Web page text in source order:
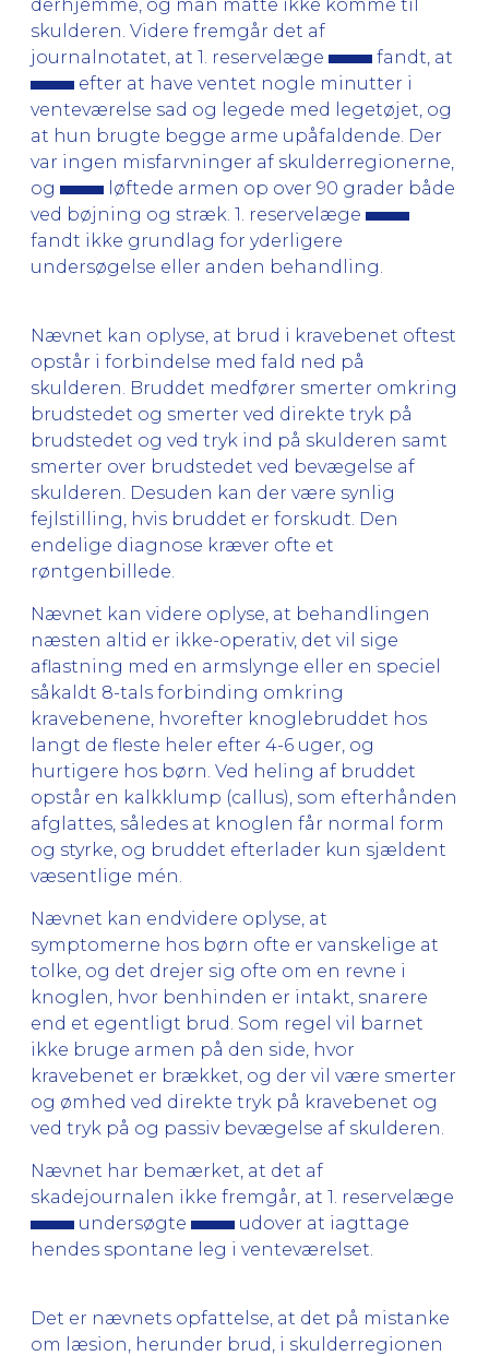
derhjemme, og man måtte ikke komme til
skulderen. Videre fremgår det af
journalnotatet, at 1. reservelæge
fandt, at
efter at have ventet nogle minutter i
venteværelse sad og legede med legetøjet, og
at hun brugte begge arme upåfaldende. Der
var ingen misfarvninger af skulderregionerne,
og
løftede armen op over 90 grader både
ved bøjning og stræk. 1. reservelæge
fandt ikke grundlag for yderligere
undersøgelse eller anden behandling.
Nævnet kan oplyse, at brud i kravebenet oftest
opstår i forbindelse med fald ned på
skulderen. Bruddet medfører smerter omkring
brudstedet og smerter ved direkte tryk på
brudstedet og ved tryk ind på skulderen samt
smerter over brudstedet ved bevægelse af
skulderen. Desuden kan der være synlig
fejlstilling, hvis bruddet er forskudt. Den
endelige diagnose kræver ofte et
røntgenbillede.
Nævnet kan videre oplyse, at behandlingen
næsten altid er ikke-operativ, det vil sige
aflastning med en armslynge eller en speciel
såkaldt 8-tals forbinding omkring
kravebenene, hvorefter knoglebruddet hos
langt de fleste heler efter 4-6 uger, og
hurtigere hos børn. Ved heling af bruddet
opstår en kalkklump (callus), som efterhånden
afglattes, således at knoglen får normal form
og styrke, og bruddet efterlader kun sjældent
væsentlige mén.
Nævnet kan endvidere oplyse, at
symptomerne hos børn ofte er vanskelige at
tolke, og det drejer sig ofte om en revne i
knoglen, hvor benhinden er intakt, snarere
end et egentligt brud. Som regel vil barnet
ikke bruge armen på den side, hvor
kravebenet er brækket, og der vil være smerter
og ømhed ved direkte tryk på kravebenet og
ved tryk på og passiv bevægelse af skulderen.
Nævnet har bemærket, at det af
skadejournalen ikke fremgår, at 1. reservelæge
undersøgte
udover at iagttage
hendes spontane leg i venteværelset.
Det er nævnets opfattelse, at det på mistanke
om læsion, herunder brud, i skulderregionen